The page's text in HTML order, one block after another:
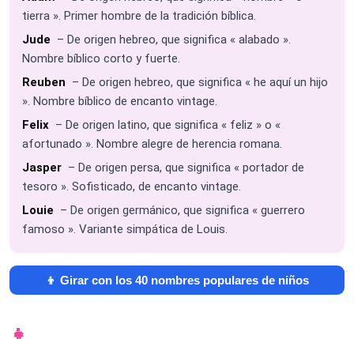
tierra ». Primer hombre de la tradición bíblica.
Jude – De origen hebreo, que significa « alabado ».
Nombre bíblico corto y fuerte.
Reuben – De origen hebreo, que significa « he aquí un hijo
». Nombre bíblico de encanto vintage.
Felix – De origen latino, que significa « feliz » o «
afortunado ». Nombre alegre de herencia romana.
Jasper – De origen persa, que significa « portador de
tesoro ». Sofisticado, de encanto vintage.
Louie – De origen germánico, que significa « guerrero
famoso ». Variante simpática de Louis.
👦 Girar con los 40 nombres populares de niños
👧